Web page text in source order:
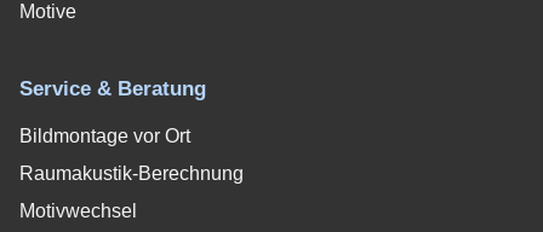
Motive
Service & Beratung
Bildmontage vor Ort
Raumakustik-Berechnung
Motivwechsel